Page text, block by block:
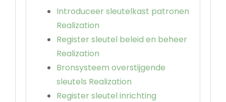
Introduceer sleutelkast patronen
Realization
Register sleutel beleid en beheer
Realization
Bronsysteem overstijgende
sleutels Realization
Register sleutel inrichting